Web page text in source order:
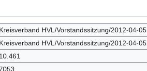
Kreisverband HVL/Vorstandssitzung/2012-04-05
Kreisverband HVL/Vorstandssitzung/2012-04-05
10.461